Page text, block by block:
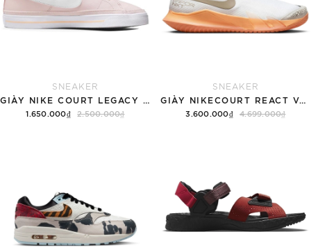
SNEAKER
GIÀY NIKE COURT LEGACY SNEAKERS PINK/WHITE
1.650.000₫ 2.500.000₫
SNEAKER
GIÀY NIKECOURT REACT VAPOR NXT
3.600.000₫ 4.699.000₫